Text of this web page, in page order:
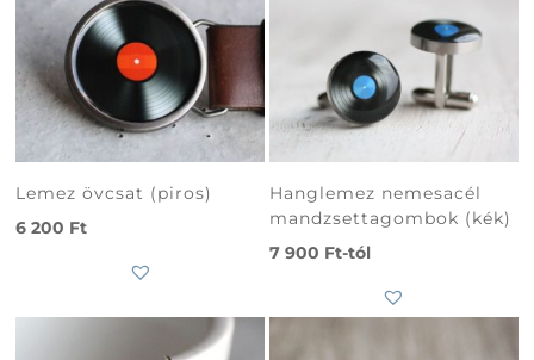
Lemez övcsat (piros)
6 200 Ft
Hanglemez nemesacél
mandzsettagombok (kék)
7 900 Ft-tól
Subtotal